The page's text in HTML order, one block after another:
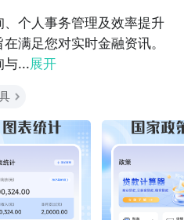
个人事务管理及效率提升
满足您对实时金融资讯。​​
与​...展开